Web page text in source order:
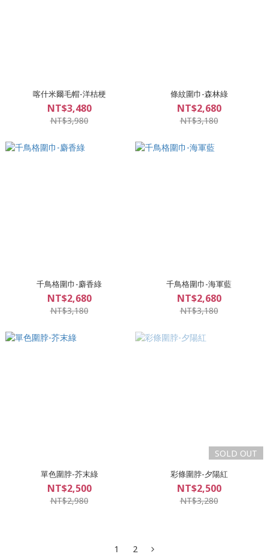
喀什米爾毛帽-洋桔梗
NT$3,480
NT$3,980
條紋圍巾-森林綠
NT$2,680
NT$3,180
千鳥格圍巾-麝香綠
NT$2,680
NT$3,180
千鳥格圍巾-海軍藍
NT$2,680
NT$3,180
單色圍脖-芥末綠
NT$2,500
NT$2,980
SOLD OUT
彩條圍脖-夕陽紅
NT$2,500
NT$3,280
1 2